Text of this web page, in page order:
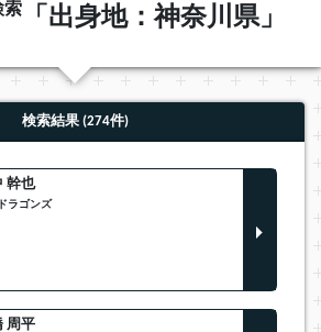
索 「出身地：神奈川県」
検索結果 (274件)
幹也
ラゴンズ
周平